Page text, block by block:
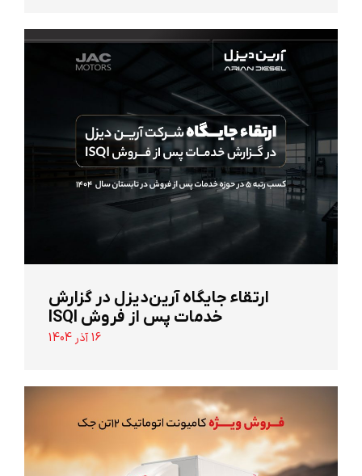
ارتقاء جایگاه آرین‌دیزل در گزارش
خدمات پس از فروش ISQI
16 آذر 1404